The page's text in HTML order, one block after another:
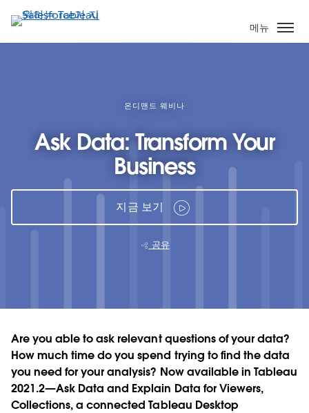
요
콘
메뉴
온디맨드 웨비나
Ask Data: Transform Your
Business
지금 보기
공유
Are you able to ask relevant questions of your data?
How much time do you spend trying to find the data
you need for your analysis? Now available in Tableau
2021.2—Ask Data and Explain Data for Viewers,
Collections, a connected Tableau Desktop